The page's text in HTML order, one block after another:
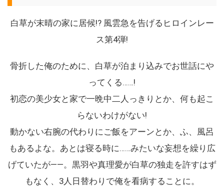
白草が末晴の家に居候!? 風雲急を告げるヒロインレー
ス第4弾!
骨折した俺のために、白草が泊まり込みでお世話にや
ってくる……!
初恋の美少女と家で一晩中二人っきりとか、何も起こ
らないわけがない!
動かない右腕の代わりにご飯をアーンとか、ふ、風呂
もあるよな。あとは寝る時に……みたいな妄想を繰り広
げていたが――。黒羽や真理愛が白草の独走を許すはず
もなく、3人日替わりで俺を看病することに。